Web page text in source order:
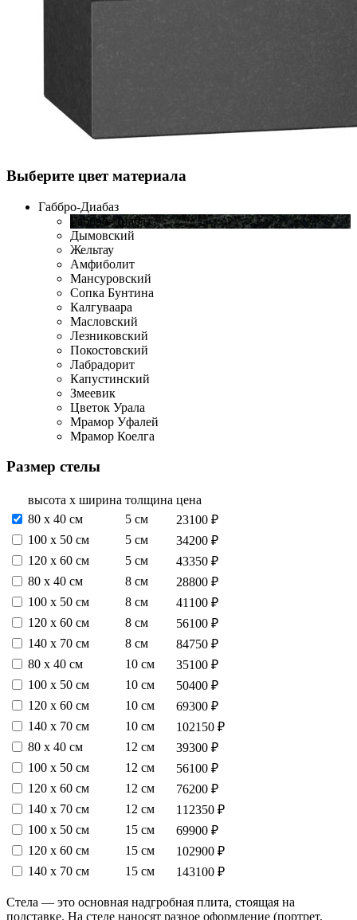
Выберите цвет материала
Габбро-Диабаз
Габбро-Диабаз
Дымовский
Жельтау
Амфиболит
Мансуровский
Сопка Бунтина
Калгуваара
Масловский
Лезниковский
Покостовский
Лабрадорит
Капустинский
Змеевик
Цветок Урала
Мрамор Уфалей
Мрамор Коелга
Размер стелы
высота х ширина толщина цена
80 х 40 см
5 см
23100 ₽
100 х 50 см
5 см
34200 ₽
120 х 60 см
5 см
43350 ₽
80 х 40 см
8 см
28800 ₽
100 х 50 см
8 см
41100 ₽
120 х 60 см
8 см
56100 ₽
140 х 70 см
8 см
84750 ₽
80 х 40 см
10 см
35100 ₽
100 х 50 см
10 см
50400 ₽
120 х 60 см
10 см
69300 ₽
140 х 70 см
10 см
102150 ₽
80 х 40 см
12 см
39300 ₽
100 х 50 см
12 см
56100 ₽
120 х 60 см
12 см
76200 ₽
140 х 70 см
12 см
112350 ₽
100 х 50 см
15 см
69900 ₽
120 х 60 см
15 см
102900 ₽
140 х 70 см
15 см 143100 ₽
Стела — это основная надгробная плита, стоящая на
подставке. На стеле наносят разное оформление (портрет,